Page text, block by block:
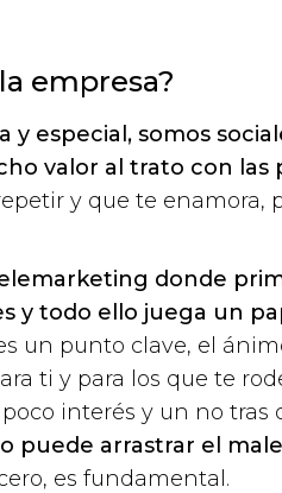
empresa?
especial, somos
valor al trato con las
y que te enamora,
donde
y todo ello juega un
un punto clave, el
ti y para los que te
interés y un no tras
puede arrastrar el
es fundamental.